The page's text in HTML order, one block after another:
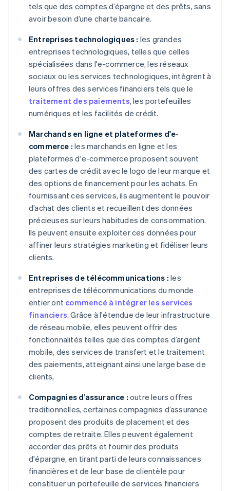
tels que des comptes d’épargne et des prêts, sans
avoir besoin d’une charte bancaire.
Entreprises technologiques : les grandes
entreprises technologiques, telles que celles
spécialisées dans l'e-commerce, les réseaux
sociaux ou les services technologiques, intègrent à
leurs offres des services financiers tels que le
traitement des paiements, les portefeuilles
numériques et les facilités de crédit.
Marchands en ligne et plateformes d'e-
commerce : les marchands en ligne et les
plateformes d'e-commerce proposent souvent
des cartes de crédit avec le logo de leur marque et
des options de financement pour les achats. En
fournissant ces services, ils augmentent le pouvoir
d’achat des clients et recueillent des données
précieuses sur leurs habitudes de consommation.
Ils peuvent ensuite exploiter ces données pour
affiner leurs stratégies marketing et fidéliser leurs
clients.
Entreprises de télécommunications : les
entreprises de télécommunications du monde
entier ont commencé à intégrer les services
financiers. Grâce à l'étendue de leur infrastructure
de réseau mobile, elles peuvent offrir des
fonctionnalités telles que des comptes d’argent
mobile, des services de transfert et le traitement
des paiements, atteignant ainsi une large base de
clients,
Compagnies d’assurance : outre leurs offres
traditionnelles, certaines compagnies d’assurance
proposent des produits de placement et des
comptes de retraite. Elles peuvent également
accorder des prêts et fournir des produits
d'épargne, en tirant parti de leurs connaissances
financières et de leur base de clientèle pour
constituer un portefeuille de services financiers